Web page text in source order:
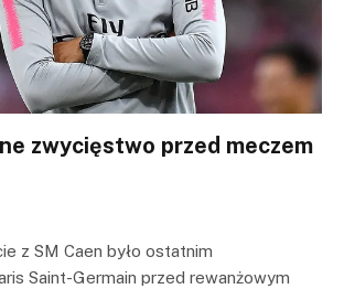
zwycięstwo przed meczem
z SM Caen było ostatnim
Saint-Germain przed rewanżowym